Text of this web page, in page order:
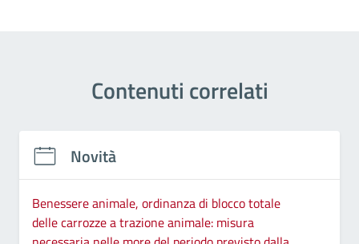
Contenuti correlati
Novità
Benessere animale, ordinanza di blocco totale
delle carrozze a trazione animale: misura